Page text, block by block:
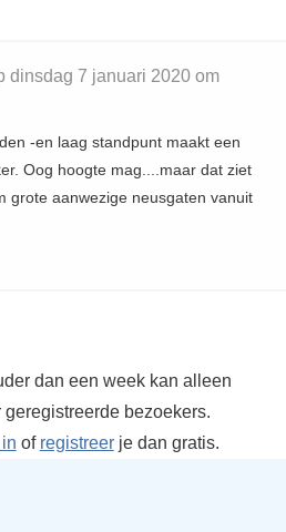
dinsdag 7 januari 2020 om
-en laag standpunt maakt een
Oog hoogte mag....maar dat ziet
grote aanwezige neusgaten vanuit
dan een week kan alleen
bezoekers.
in of registreerje dan gratis.